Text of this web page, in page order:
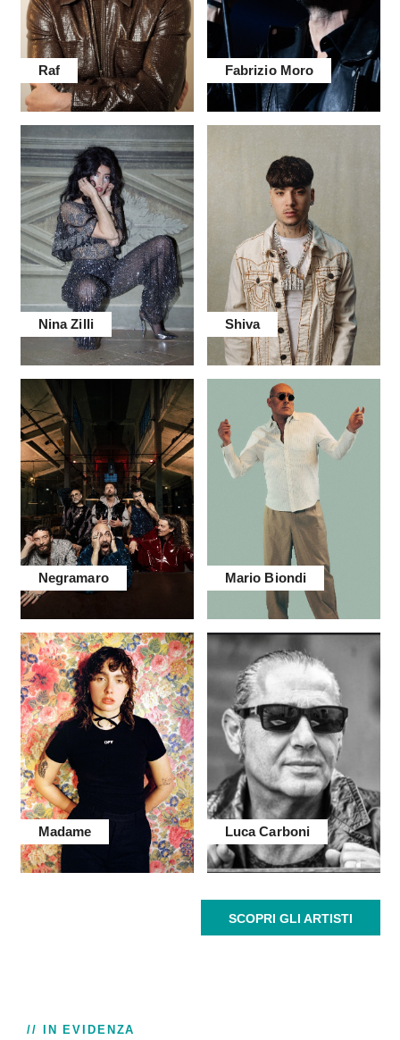
Raf Fabrizio Moro
Nina Zilli Shiva
Negramaro Mario Biondi
Madame Luca Carboni
SCOPRI GLI ARTISTI
// IN EVIDENZA